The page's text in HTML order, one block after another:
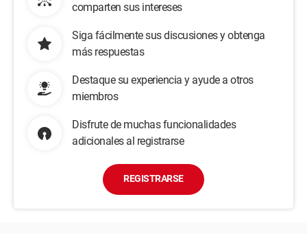
comparten sus intereses
Siga fácilmente sus discusiones y obtenga
más respuestas
Destaque su experiencia y ayude a otros
miembros
Disfrute de muchas funcionalidades
adicionales al registrarse
REGISTRARSE